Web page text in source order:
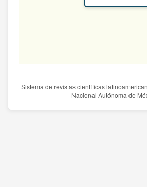
Sistema de revistas científicas
Nacional Autónoma de